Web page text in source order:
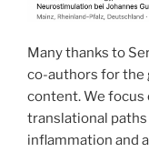
Many thanks to
co-authors for the
content. We focus
translational
inflammation and